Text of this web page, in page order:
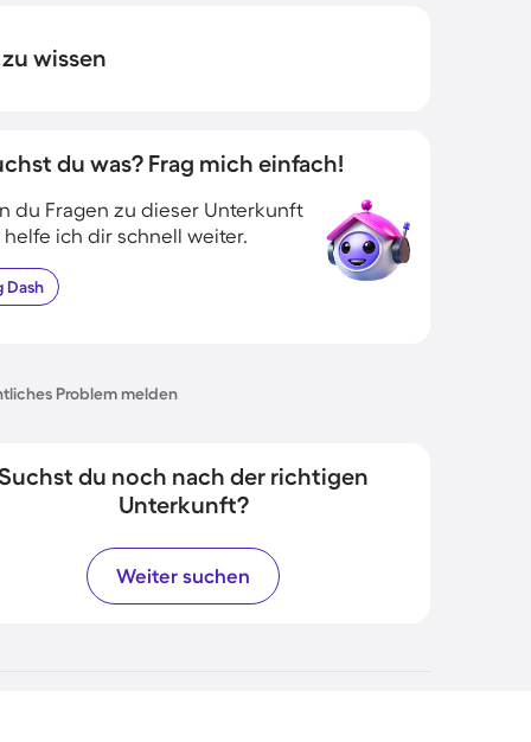
wissen
du was? Frag mich einfach!
du Fragen zu dieser Unterkunft
helfe ich dir schnell weiter.
Dash
Problem melden
du noch nach der richtigen
Unterkunft?
Weiter suchen